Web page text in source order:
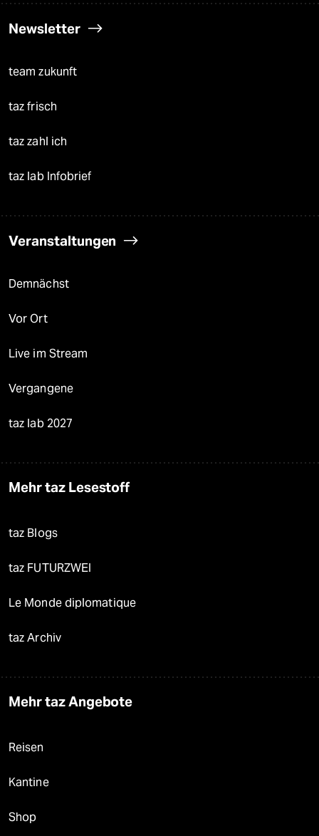
Newsletter
team zukunft
taz frisch
taz zahl ich
taz lab Infobrief
Veranstaltungen
Demnächst
Vor Ort
Live im Stream
Vergangene
taz lab 2027
Mehr taz Lesestoff
taz Blogs
taz FUTURZWEI
Le Monde diplomatique
taz Archiv
Mehr taz Angebote
Reisen
Kantine
Shop